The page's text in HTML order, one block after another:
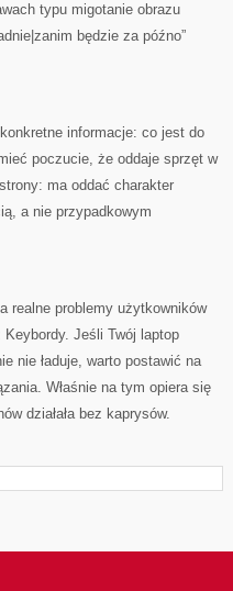
typu migotanie obrazu
będzie za późno”
informacje: co jest do
poczucie, że oddaje sprzęt w
ma oddać charakter
a nie przypadkowym
realne problemy użytkowników
Jeśli Twój laptop
nie ładuje, warto postawić na
Właśnie na tym opiera się
działała bez kaprysów.